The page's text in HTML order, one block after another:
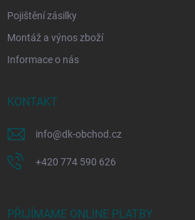
Pojištění zásilky
Montáž a výnos zboží
Informace o nás
KONTAKT
info@dk-obchod.cz
+420 774 590 626
PŘIJÍMÁME ONLINE PLATBY